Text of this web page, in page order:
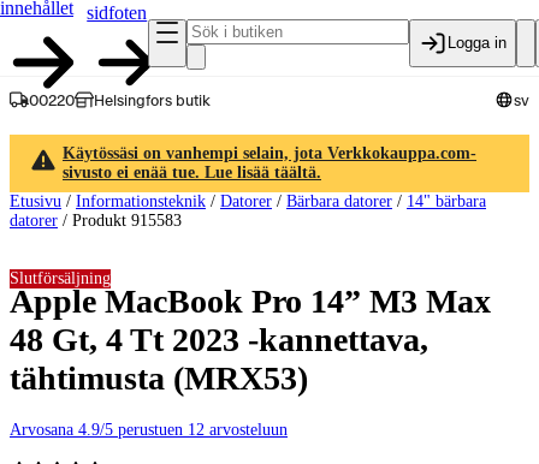
innehållet
sidfoten
Logga in
00220 Helsingfors butik sv
Käytössäsi on vanhempi selain, jota Verkkokauppa.com-
sivusto ei enää tue. Lue lisää täältä.
Etusivu / Informationsteknik / Datorer / Bärbara datorer / 14" bärbara
datorer / Produkt 915583
Apple MacBook Pro 14” M3 Max
48 Gt, 4 Tt 2023 -kannettava,
tähtimusta (MRX53)
Arvosana 4.9/5 perustuen 12 arvosteluun
Slutförsäljning